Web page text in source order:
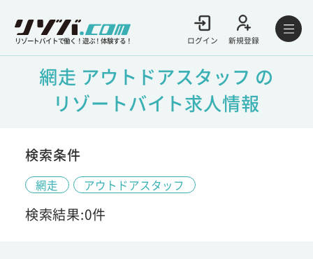
リゾートバイトで働く！遊ぶ！体験する！ ログイン 新規登録
網走 アウトドアスタッフ の
リゾートバイト求人情報
検索条件
網走 アウトドアスタッフ
検索結果:0件